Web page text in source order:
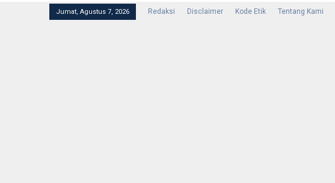
Jumat, Agustus 7, 2026 Redaksi Disclaimer Kode Etik Tentang Kami